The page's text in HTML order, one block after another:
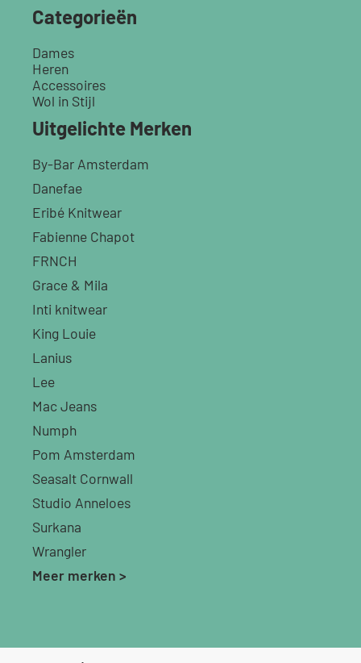
Categorieën
Dames
Heren
Accessoires
Wol in Stijl
Uitgelichte Merken
By-Bar Amsterdam
Danefae
Eribé Knitwear
Fabienne Chapot
FRNCH
Grace & Mila
Inti knitwear
King Louie
Lanius
Lee
Mac Jeans
Numph
Pom Amsterdam
Seasalt Cornwall
Studio Anneloes
Surkana
Wrangler
Meer merken >